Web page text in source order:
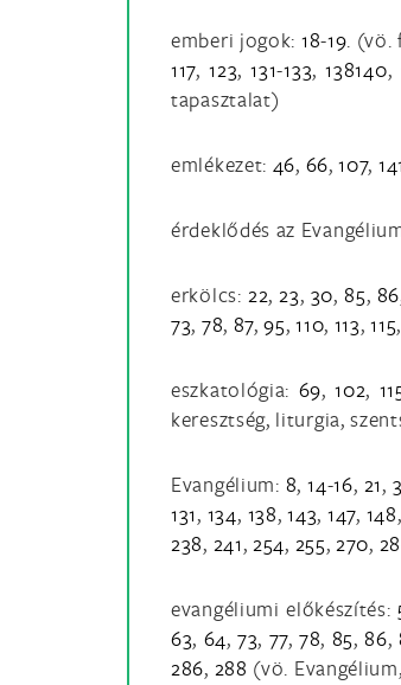
emberi jogok: 18-19. (vö.
117,123,131-133,138140,
tapasztalat)
emlékezet: 46, 66,107, 141
érdeklődés az
erkölcs: 22,23, 30,85, 86
73, 78, 87,95,110, 113,115,
eszkatológia: 69,102,
keresztség, liturgia,
Evangélium: 8,14-16, 21,
131, 134, 138,143, 147, 148,
238, 241,254, 255,270,
evangéliumi előkészítés:
63, 64,73, 77,78, 85,86,
286, 288 (vö.